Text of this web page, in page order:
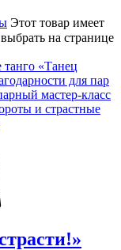
Этот товар имеет
на странице